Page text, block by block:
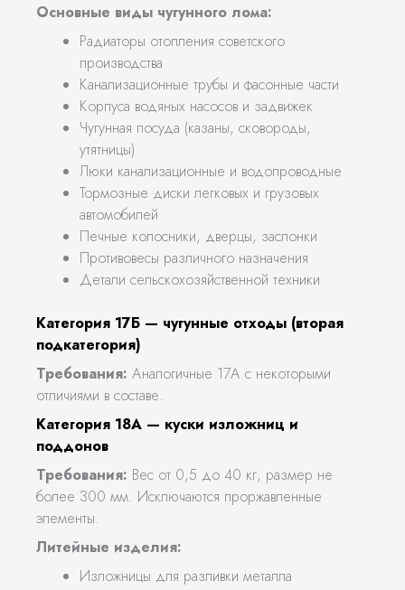
Основные виды чугунного лома:
Радиаторы отопления советского
производства
Канализационные трубы и фасонные части
Корпуса водяных насосов и задвижек
Чугунная посуда (казаны, сковороды,
утятницы)
Люки канализационные и водопроводные
Тормозные диски легковых и грузовых
автомобилей
Печные колосники, дверцы, заслонки
Противовесы различного назначения
Детали сельскохозяйственной техники
Категория 17Б — чугунные отходы (вторая
подкатегория)
Требования: Аналогичные 17А с некоторыми
отличиями в составе.
Категория 18А — куски изложниц и
поддонов
Требования: Вес от 0,5 до 40 кг, размер не
более 300 мм. Исключаются проржавленные
элементы.
Литейные изделия:
Изложницы для разливки металла